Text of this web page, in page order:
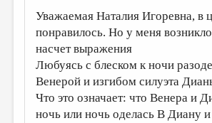
Уважаемая Наталия Игоревна, в
понравилось. Но у меня
насчет выражения
Любуясь с блеском к ночи
Венерой и изгибом силуэта
Что это означает: что Венера и
ночь или ночь оделась В Диану